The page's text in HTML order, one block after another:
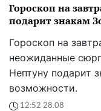
Гороскоп на
подарит знакам
Гороскоп на
неожиданные
Нептуну подарит
возможности.
12:52 28.08